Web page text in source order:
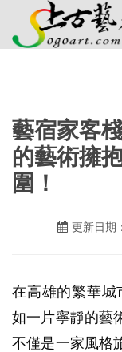
藝宿家客
的藝術擁
圍！
更新日期
在高雄的繁華城
如一片寧靜的藝
不僅是一家風格